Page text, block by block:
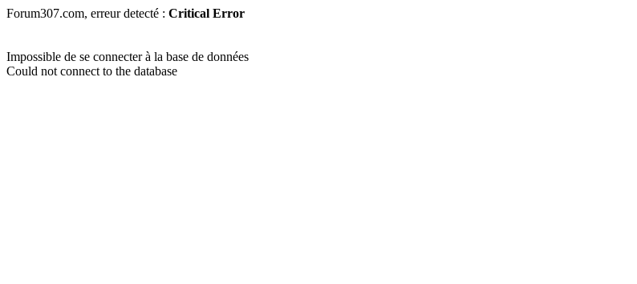
Forum307.com, erreur detecté : Critical Error
Impossible de se connecter à la base de données
Could not connect to the database